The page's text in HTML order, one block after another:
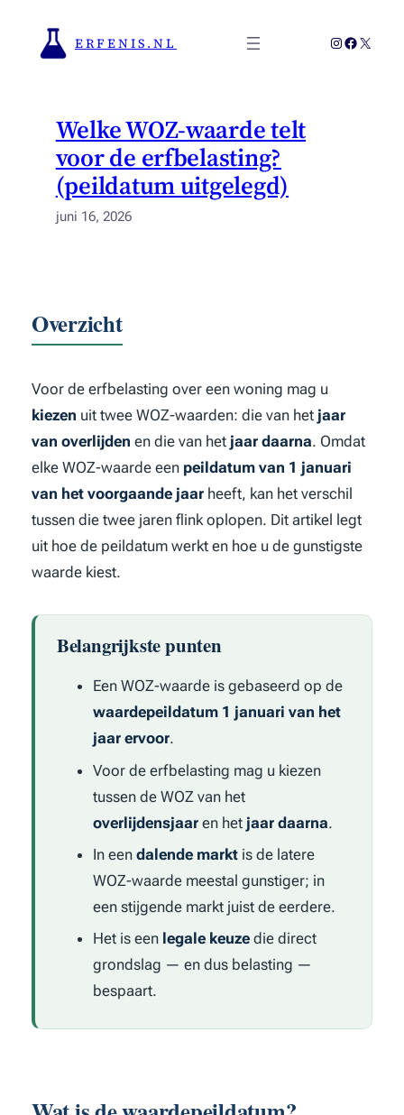
ERFENIS.NL Instagram
X
Welke WOZ-waarde telt
voor de erfbelasting?
(peildatum uitgelegd)
juni 16, 2026
Overzicht
Voor de erfbelasting over een woning mag u
kiezen uit twee WOZ-waarden: die van het jaar
van overlijden en die van het jaar daarna. Omdat
elke WOZ-waarde een peildatum van 1 januari
van het voorgaande jaarheeft, kan het verschil
tussen die twee jaren flink oplopen. Dit artikel legt
uit hoe de peildatum werkt en hoe u de gunstigste
waarde kiest.
Belangrijkste punten
Een WOZ-waarde is gebaseerd op de
waardepeildatum 1 januari van het
jaar ervoor.
Voor de erfbelasting mag u kiezen
tussen de WOZ van het
overlijdensjaaren het jaar daarna.
In een dalende marktis de latere
WOZ-waarde meestal gunstiger; in
een stijgende markt juist de eerdere.
Het is een legale keuzedie direct
grondslag — en dus belasting —
bespaart.